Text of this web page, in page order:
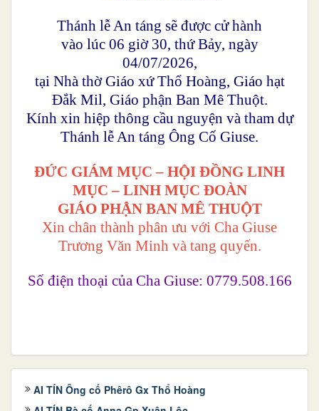
Thánh lễ An táng sẽ được cử hành
vào lúc 06 giờ 30, thứ Bảy, ngày
04/07/2026,
tại Nhà thờ Giáo xứ Thổ Hoàng, Giáo hạt
Đắk Mil, Giáo phận Ban Mê Thuột.
Kính xin hiệp thông cầu nguyện và tham dự
Thánh lễ An táng Ông Cố Giuse.
ĐỨC GIÁM MỤC – HỘI ĐỒNG LINH
MỤC – LINH MỤC ĐOÀN
GIÁO PHẬN BAN MÊ THUỘT
Xin chân thành phân ưu với Cha Giuse
Trương Văn Minh và tang quyến.
Số điện thoại của Cha Giuse: 0779.508.166
AI TÍN Ông cố Phêrô Gx Thổ Hoàng